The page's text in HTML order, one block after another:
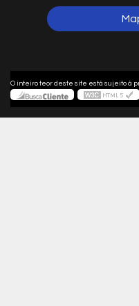
O inteiro teor deste site está sujeito à